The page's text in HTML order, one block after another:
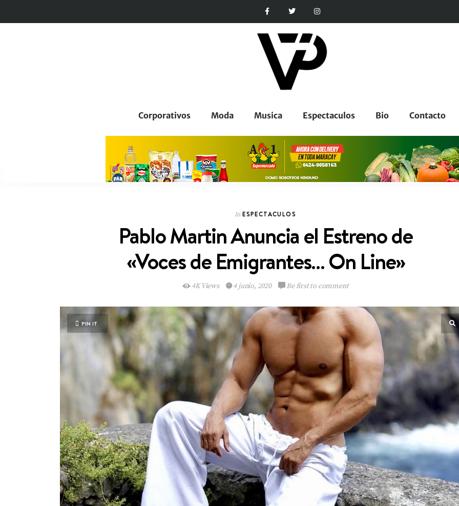
Corporativos Moda Musica Espectaculos Bio Contacto
In ESPECTACULOS
Pablo Martin Anuncia el Estreno de
«Voces de Emigrantes… On Line»
4K Views 4 junio, 2020 Be first to comment
PIN IT
In CORPORATIVOS
Sabores expande su
Portafolio de bebidas
VIEW POST